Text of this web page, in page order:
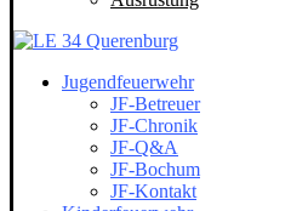
Jugendfeuerwehr
JF-Betreuer
JF-Chronik
JF-Q&A
JF-Bochum
JF-Kontakt